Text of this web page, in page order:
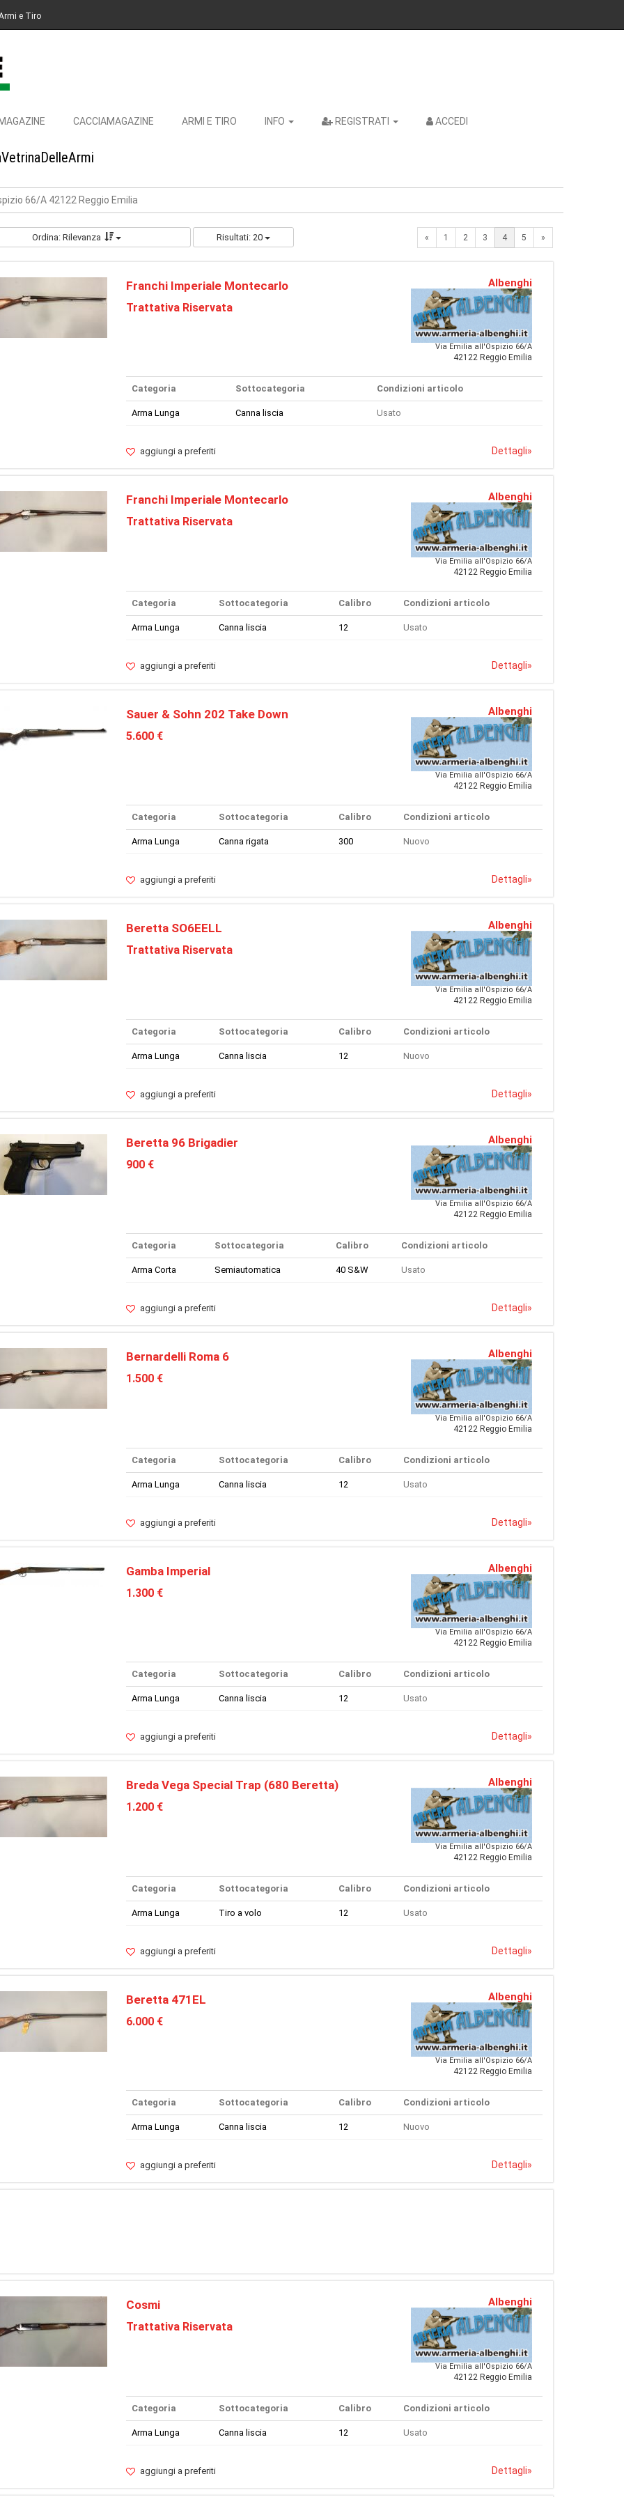
e Tiro
CACCIAMAGAZINE ARMI E TIRO INFO REGISTRATI ACCEDI
66/A 42122 Reggio Emilia
Ordina: Rilevanza Risultati: 20 « Previous
1 2 3 4 5 »
Franchi Imperiale Montecarlo
Trattativa Riservata
Albenghi
Via Emilia all'Ospizio 66/A
42122 Reggio Emilia
Categoria Sottocategoria Condizioni articolo
Arma Lunga Canna liscia Usato
aggiungi a preferiti Dettagli»
Franchi Imperiale Montecarlo
Trattativa Riservata
Albenghi
Via Emilia all'Ospizio 66/A
42122 Reggio Emilia
Categoria Sottocategoria Calibro Condizioni articolo
Arma Lunga Canna liscia 12 Usato
aggiungi a preferiti Dettagli»
Sauer & Sohn 202 Take Down
5.600 €
Albenghi
Via Emilia all'Ospizio 66/A
42122 Reggio Emilia
Categoria Sottocategoria Calibro Condizioni articolo
Arma Lunga Canna rigata 300 Nuovo
aggiungi a preferiti Dettagli»
Beretta SO6EELL
Trattativa Riservata
Albenghi
Via Emilia all'Ospizio 66/A
42122 Reggio Emilia
Categoria Sottocategoria Calibro Condizioni articolo
Arma Lunga Canna liscia 12 Nuovo
aggiungi a preferiti Dettagli»
Beretta 96 Brigadier
900 €
Albenghi
Via Emilia all'Ospizio 66/A
42122 Reggio Emilia
Categoria Sottocategoria Calibro Condizioni articolo
Arma Corta Semiautomatica 40 S&W Usato
aggiungi a preferiti Dettagli»
Bernardelli Roma 6
1.500 €
Albenghi
Via Emilia all'Ospizio 66/A
42122 Reggio Emilia
Categoria Sottocategoria Calibro Condizioni articolo
Arma Lunga Canna liscia 12 Usato
aggiungi a preferiti Dettagli»
Gamba Imperial
1.300 €
Albenghi
Via Emilia all'Ospizio 66/A
42122 Reggio Emilia
Categoria Sottocategoria Calibro Condizioni articolo
Arma Lunga Canna liscia 12 Usato
aggiungi a preferiti Dettagli»
Breda Vega Special Trap (680 Beretta)
1.200 €
Albenghi
Via Emilia all'Ospizio 66/A
42122 Reggio Emilia
Categoria Sottocategoria Calibro Condizioni articolo
Arma Lunga Tiro a volo 12 Usato
aggiungi a preferiti Dettagli»
Beretta 471EL
6.000 €
Albenghi
Via Emilia all'Ospizio 66/A
42122 Reggio Emilia
Categoria Sottocategoria Calibro Condizioni articolo
Arma Lunga Canna liscia 12 Nuovo
aggiungi a preferiti Dettagli»
Cosmi
Trattativa Riservata
Albenghi
Via Emilia all'Ospizio 66/A
42122 Reggio Emilia
Categoria Sottocategoria Calibro Condizioni articolo
Arma Lunga Canna liscia 12 Usato
aggiungi a preferiti Dettagli»